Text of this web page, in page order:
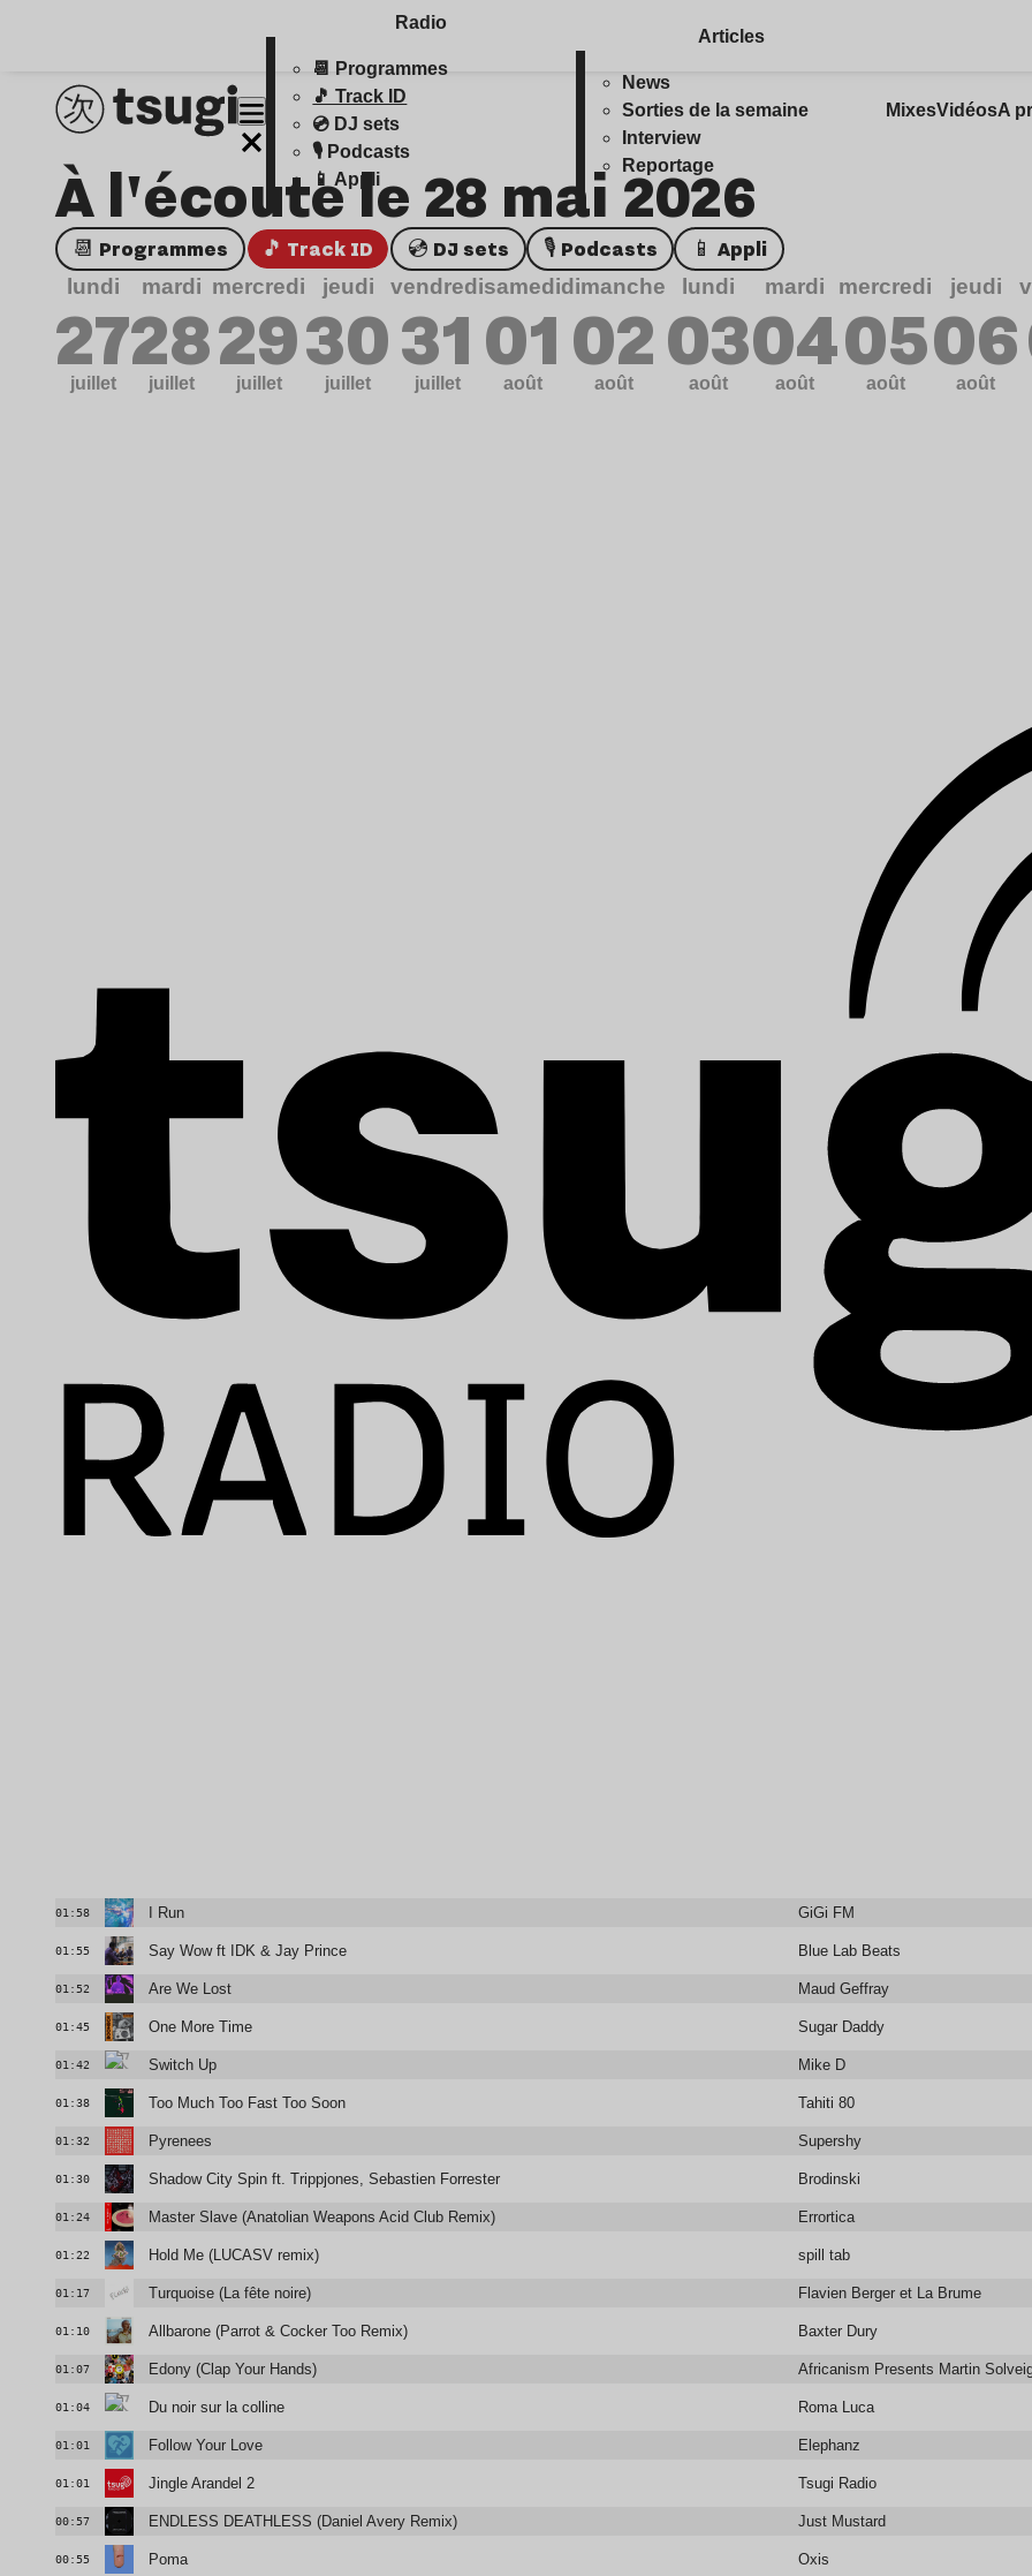
Radio
📆 Programmes
🎵 Track ID
💿 DJ sets
🎙️ Podcasts
📱 Appli
Articles
News
Sorties de la semaine
Interview
Reportage
MixesVidéosA
À l'écoute le 28 mai 2026
📆 Programmes 🎵 Track ID 💿 DJ sets 🎙️ Podcasts 📱 Appli
lundi
27
juillet
mardi
28
juillet
mercredi
29
juillet
jeudi
30
juillet
vendredi
31
juillet
samedi
01
août
dimanche
02
août
lundi
03
août
mardi
04
août
mercredi
05
août
jeudi
06
août
01:58 I Run GiGi FM
01:55 Say Wow ft IDK & Jay Prince Blue Lab Beats
01:52 Are We Lost Maud Geffray
01:45 One More Time Sugar Daddy
01:42 Switch Up Mike D
01:38 Too Much Too Fast Too Soon Tahiti 80
01:32 Pyrenees Supershy
01:30 Shadow City Spin ft. Trippjones, Sebastien Forrester Brodinski
01:24 Master Slave (Anatolian Weapons Acid Club Remix) Errortica
01:22 Hold Me (LUCASV remix) spill tab
01:17 Turquoise (La fête noire) Flavien Berger et La Brume
01:10 Allbarone (Parrot & Cocker Too Remix) Baxter Dury
01:07 Edony (Clap Your Hands) Africanism Presents Martin
01:04 Du noir sur la colline Roma Luca
01:01 Follow Your Love Elephanz
01:01 Jingle Arandel 2 Tsugi Radio
00:57 ENDLESS DEATHLESS (Daniel Avery Remix) Just Mustard
00:55 Poma Oxis